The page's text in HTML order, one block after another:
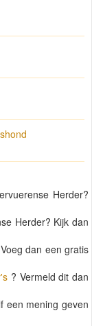
Herder?
Herder? Kijk dan
dan een gratis
? Vermeld dit dan
een mening geven